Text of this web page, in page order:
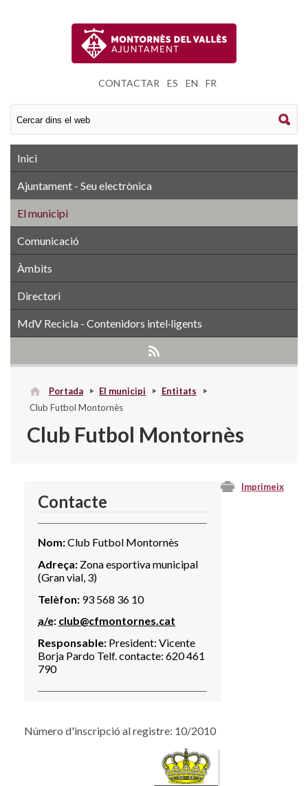
CONTACTAR ES EN FR
Inici
Ajuntament - Seu electrònica
El municipi
Comunicació
Àmbits
Directori
MdV Recicla - Contenidors intel·ligents
Portada El municipi
Entitats
Club Futbol Montornès
Club Futbol Montornès
Imprimeix
Contacte
Nom:Club Futbol Montornès
Adreça: Zona esportiva municipal
(Gran vial, 3)
Telèfon: 93 568 36 10
a/e: club@cfmontornes.cat
Responsable: President: Vicente
Borja Pardo Telf. contacte: 620 461
790
Número d'inscripció al registre: 10/2010